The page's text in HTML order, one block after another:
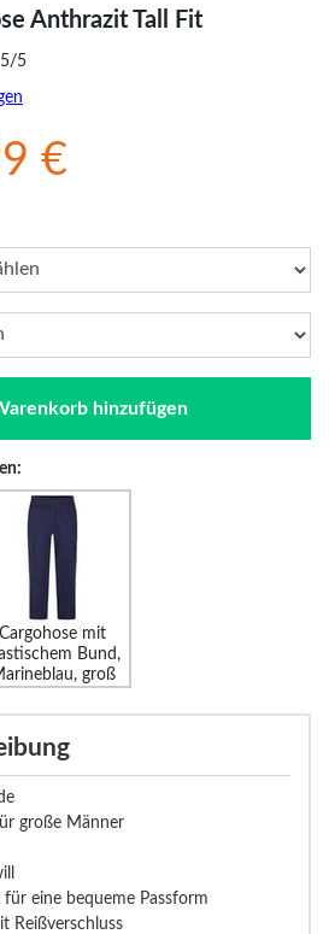
Anthrazit Tall Fit
5/5
€
hinzufügen
Cargohose mit
Bund,
groß
große Männer
eine bequeme Passform
Reißverschluss